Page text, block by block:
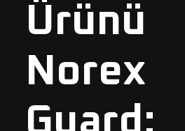
Ürünü
Norex
Guard: